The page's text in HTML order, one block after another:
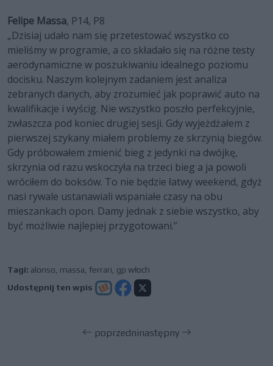
Felipe Massa, P14, P8
„Dzisiaj udało nam się przetestować wszystko co
mieliśmy w programie, a co składało się na różne testy
aerodynamiczne w poszukiwaniu idealnego poziomu
docisku. Naszym kolejnym zadaniem jest analiza
zebranych danych, aby zrozumieć jak poprawić auto na
kwalifikacje i wyścig. Nie wszystko poszło perfekcyjnie,
zwłaszcza pod koniec drugiej sesji. Gdy wyjeżdżałem z
pierwszej szykany miałem problemy ze skrzynią biegów.
Gdy próbowałem zmienić bieg z jedynki na dwójkę,
skrzynia od razu wskoczyła na trzeci bieg a ja powoli
wróciłem do boksów. To nie będzie łatwy weekend, gdyż
nasi rywale ustanawiali wspaniałe czasy na obu
mieszankach opon. Damy jednak z siebie wszystko, aby
być możliwie najlepiej przygotowani.”
Tagi: alonso, massa, ferrari, gp włoch
Udostępnij ten wpis
poprzedninastępny